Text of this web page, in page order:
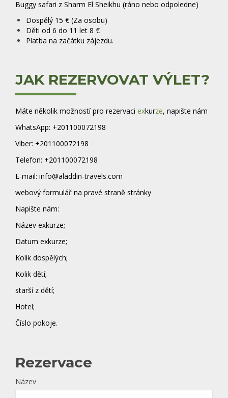
Buggy safari z Sharm El Sheikhu (ráno nebo odpoledne)
Dospělý 15 € (Za osobu)
Děti od 6 do 11 let 8 €
Platba na začátku zájezdu.
JAK REZERVOVAT VÝLET?
Máte několik možností pro rezervaci exkurze, napište nám
WhatsApp: +201100072198
Viber: +201100072198
Telefon: +201100072198
E-mail: info@aladdin-travels.com
webový formulář na pravé straně stránky
Napište nám:
Název exkurze;
Datum exkurze;
Kolik dospělých;
Kolik dětí;
starší z dětí;
Hotel;
Číslo pokoje.
Rezervace
Název